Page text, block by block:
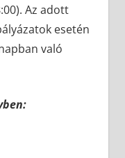
Az adott
esetén
való